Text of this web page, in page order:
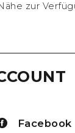
zur
Facebook